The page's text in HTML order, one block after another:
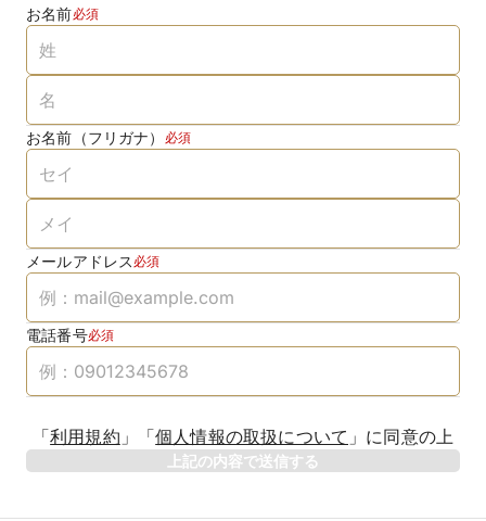
お名前必須
お名前（フリガナ） 必須
メールアドレス 必須
電話番号必須
「利用規約 」 「個人情報の取扱について 」 に同意の上
上記の内容で送信する